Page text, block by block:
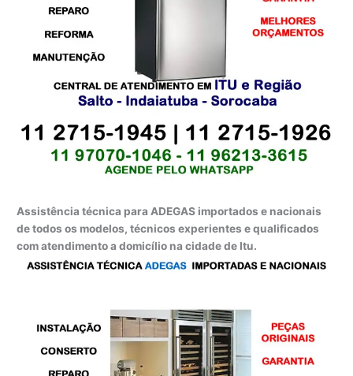
Assistência técnica para ADEGAS importados e nacionais
de todos os modelos, técnicos experientes e qualificados
com atendimento a domicílio na cidade de Itu.